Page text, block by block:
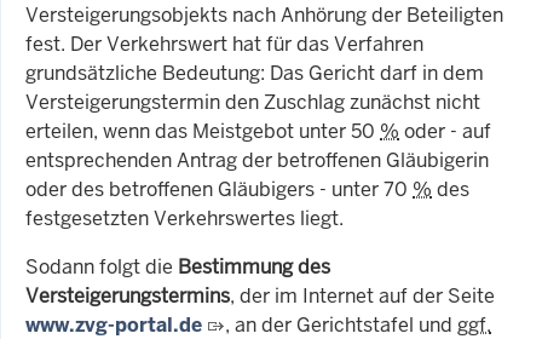
Versteigerungsobjekts nach Anhörung der Beteiligten
fest. Der Verkehrswert hat für das Verfahren
grundsätzliche Bedeutung: Das Gericht darf in dem
Versteigerungstermin den Zuschlag zunächst nicht
erteilen, wenn das Meistgebot unter 50 % oder - auf
entsprechenden Antrag der betroffenen Gläubigerin
oder des betroffenen Gläubigers - unter 70 % des
festgesetzten Verkehrswertes liegt.
Sodann folgt die Bestimmung des
Versteigerungstermins, der im Internet auf der Seite
www.zvg-portal.de
, an der Gerichtstafel und ggf.